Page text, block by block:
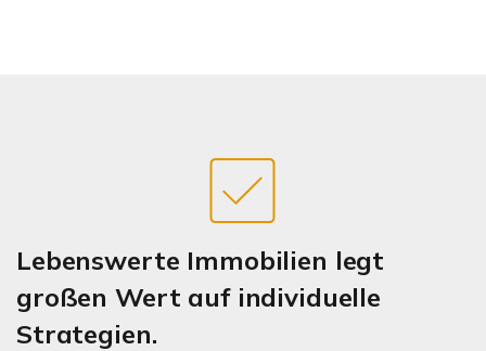
Lebenswerte Immobilien legt
großen Wert auf individuelle
Strategien.